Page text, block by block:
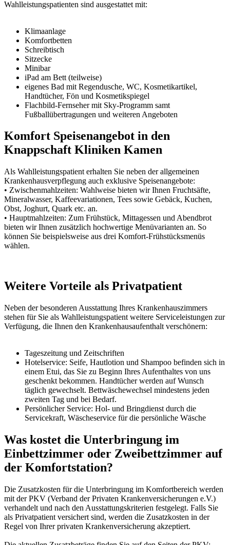
Wahlleistungspatienten sind ausgestattet mit:
Klimaanlage
Komfortbetten
Schreibtisch
Sitzecke
Minibar
iPad am Bett (teilweise)
eigenes Bad mit Regendusche, WC, Kosmetikartikel,
Handtücher, Fön und Kosmetikspiegel
Flachbild-Fernseher mit Sky-Programm samt
Fußballübertragungen und weiteren Angeboten
Komfort Speisenangebot in den
Knappschaft Kliniken Kamen
Als Wahlleistungspatient erhalten Sie neben der allgemeinen
Krankenhausverpflegung auch exklusive Speisenangebote:
• Zwischenmahlzeiten: Wahlweise bieten wir Ihnen Fruchtsäfte,
Mineralwasser, Kaffeevariationen, Tees sowie Gebäck, Kuchen,
Obst, Joghurt, Quark etc. an.
• Hauptmahlzeiten: Zum Frühstück, Mittagessen und Abendbrot
bieten wir Ihnen zusätzlich hochwertige Menüvarianten an. So
können Sie beispielsweise aus drei Komfort-Frühstücksmenüs
wählen.
Weitere Vorteile als Privatpatient
Neben der besonderen Ausstattung Ihres Krankenhauszimmers
stehen für Sie als Wahlleistungspatient weitere Serviceleistungen zur
Verfügung, die Ihnen den Krankenhausaufenthalt verschönern:
Tageszeitung und Zeitschriften
Hotelservice: Seife, Hautlotion und Shampoo befinden sich in
einem Etui, das Sie zu Beginn Ihres Aufenthaltes von uns
geschenkt bekommen. Handtücher werden auf Wunsch
täglich gewechselt. Bettwäschewechsel mindestens jeden
zweiten Tag und bei Bedarf.
Persönlicher Service: Hol- und Bringdienst durch die
Servicekraft, Wäscheservice für die persönliche Wäsche
Was kostet die Unterbringung im
Einbettzimmer oder Zweibettzimmer auf
der Komfortstation?
Die Zusatzkosten für die Unterbringung im Komfortbereich werden
mit der PKV (Verband der Privaten Krankenversicherungen e.V.)
verhandelt und nach den Ausstattungskriterien festgelegt. Falls Sie
als Privatpatient versichert sind, werden die Zusatzkosten in der
Regel von Ihrer privaten Krankenversicherung akzeptiert.